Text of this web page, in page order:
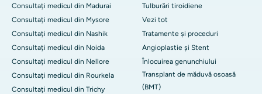
Consultați medicul din Madurai
Consultați medicul din Mysore
Consultați medicul din Nashik
Consultați medicul din Noida
Consultați medicul din Nellore
Consultați medicul din Rourkela
Consultați medicul din Trichy
Tulburări tiroidiene
Vezi tot
Tratamente și proceduri
Angioplastie și Stent
Înlocuirea genunchiului
Transplant de măduvă osoasă
(BMT)